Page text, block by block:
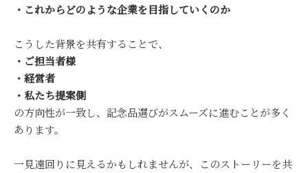
・これからどのような企業を目指していくのか
こうした背景を共有することで、
・ご担当者様
・経営者
・私たち提案側
の方向性が一致し、記念品選びがスムーズに進むことが多く
あります。
一見遠回りに見えるかもしれませんが、このストーリーを共